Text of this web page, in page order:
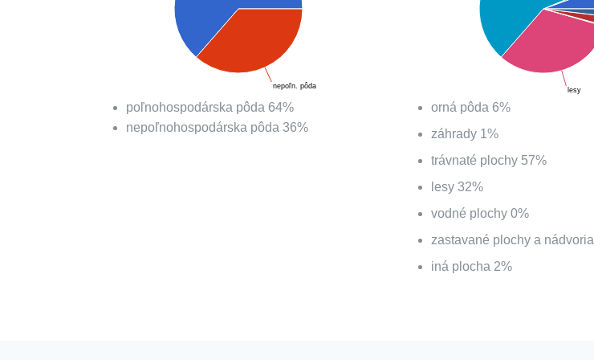
nepoľn. pôda
poľnohospodárska pôda 64%
nepoľnohospodárska pôda 36%
lesy
orná pôda 6%
záhrady 1%
trávnaté plochy 57%
lesy 32%
vodné plochy 0%
zastavané plochy a nádvoria
iná plocha 2%